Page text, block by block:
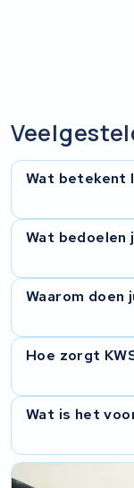
Wat betekent
Dat onze manier
Wat bedoelen
Elke stap wordt
Waarom
De begintest is
Hoe zorgt
Door structureel
Wat is het
Meer